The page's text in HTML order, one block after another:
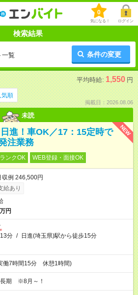
0
気になる！ ログイン
検索結果
一覧 条件の変更
平均時給: 1,550 円
気順
掲載日：2026.08.06
未読
NEW
進！車OK／17：15定時で
注業務
ンクOK WEB登録・面接OK
例 246,500円
給あり
円
分 / 日進(埼玉県)駅から徒歩15分
働7時間15分 休憩1時間)
長期 ※8月～！